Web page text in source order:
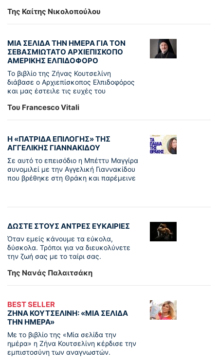
Της Καίτης Νικολοπούλου
ΜΙΑ ΣΕΛΙΔΑ ΤΗΝ ΗΜΕΡΑ ΓΙΑ ΤΟΝ
ΣΕΒΑΣΜΙΩΤΑΤΟ ΑΡΧΙΕΠΙΣΚΟΠΟ
ΑΜΕΡΙΚΗΣ ΕΛΠΙΔΟΦΟΡΟ
Το βιβλίο της Ζήνας Κουτσελίνη
διάβασε ο Αρχιεπίσκοπος Ελπιδοφόρος
και μας έστειλε τις ευχές του
Του Francesco Vitali
Η «ΠΑΤΡΊΔΑ ΕΠΙΛΟΓΉΣ» ΤΗΣ
ΑΓΓΕΛΙΚΉΣ ΓΙΑΝΝΑΚΊΔΟΥ
Σε αυτό το επεισόδιο η Μπέττυ Μαγγίρα
συνομιλεί με την Αγγελική Γιαννακίδου
που βρέθηκε στη Θράκη και παρέμεινε
ΔΩΣΤΕ ΣΤΟΥΣ ΑΝΤΡΕΣ ΕΥΚΑΙΡΙΕΣ
Όταν εμείς κάνουμε τα εύκολα,
δύσκολα. Τρόποι για να διευκολύνετε
την ζωή σας με το ταίρι σας.
Της Νανάς Παλαιτσάκη
BEST SELLER
ΖΗΝΑ ΚΟΥΤΣΕΛΙΝΗ: «ΜΙΑ ΣΕΛΙΔΑ
ΤΗΝ ΗΜΕΡΑ»
Με το βιβλίο της «Μία σελίδα την
ημέρα» η Ζήνα Κουτσελίνη κέρδισε την
εμπιστοσύνη των αναγνωστών.